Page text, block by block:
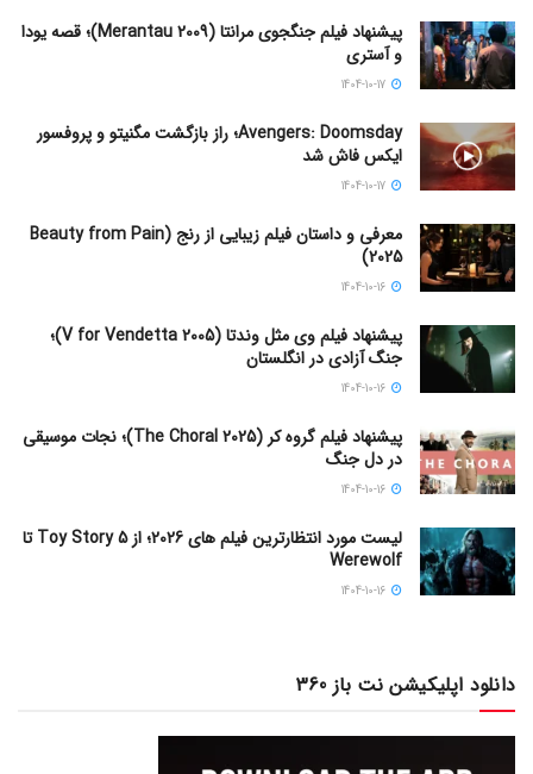
پیشنهاد فیلم جنگجوی مرانتا (Merantau 2009)؛ قصه یودا
و آستری
Avengers: Doomsday؛ راز بازگشت مگنیتو و پروفسور
ایکس فاش شد
معرفی و داستان فیلم زیبایی از رنج (Beauty from Pain
2025)
پیشنهاد فیلم وی مثل وندتا (V for Vendetta 2005)؛
جنگ آزادی در انگلستان
پیشنهاد فیلم گروه کر (The Choral 2025)؛ نجات موسیقی
در دل جنگ
لیست مورد انتظارترین فیلم های 2026؛ از Toy Story 5 تا
Werewolf
دانلود اپلیکیشن نت باز 360